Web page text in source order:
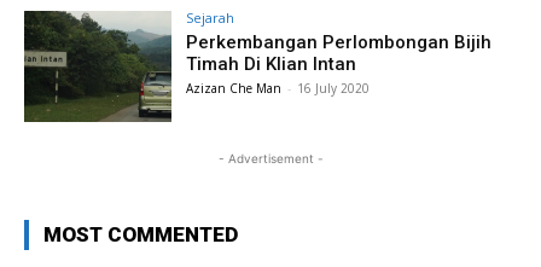
Sejarah
Perkembangan Perlombongan Bijih
Timah Di Klian Intan
Azizan Che Man - 16 July 2020
- Advertisement -
MOST COMMENTED